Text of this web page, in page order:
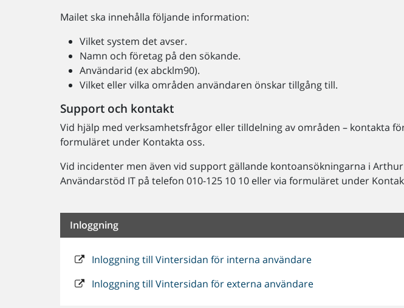
Mailet ska innehålla följande information:
Vilket system det avser.
Namn och företag på den sökande.
Användarid (ex abcklm90).
Vilket eller vilka områden användaren önskar tillgång till.
Support och kontakt
Vid hjälp med verksamhetsfrågor eller tilldelning av områden – kontakta
formuläret under Kontakta oss.
Vid incidenter men även vid support gällande kontoansökningarna i
Användarstöd IT på telefon 010-125 10 10 eller via formuläret under
Inloggning
Inloggning till Vintersidan för interna användare
Inloggning till Vintersidan för externa användare